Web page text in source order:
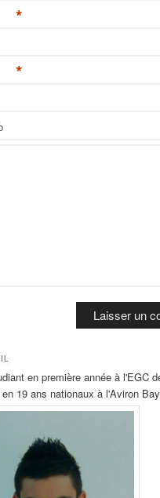
*
*
en première année à l'EGC
19 ans nationaux à l'Aviron